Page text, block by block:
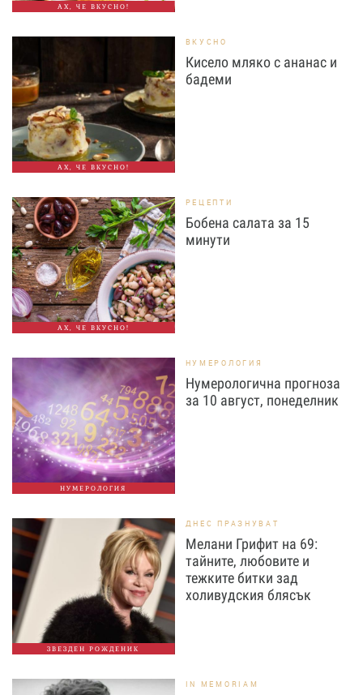
АХ, ЧЕ ВКУСНО!
АХ, ЧЕ ВКУСНО!
ВКУСНО
Кисело мляко с ананас и
бадеми
АХ, ЧЕ ВКУСНО!
РЕЦЕПТИ
Бобена салата за 15
минути
НУМЕРОЛОГИЯ
НУМЕРОЛОГИЯ
Нумерологична прогноза
за 10 август, понеделник
ЗВЕЗДЕН РОЖДЕНИК
ДНЕС ПРАЗНУВАТ
Мелани Грифит на 69:
тайните, любовите и
тежките битки зад
холивудския блясък
IN MEMORIAM